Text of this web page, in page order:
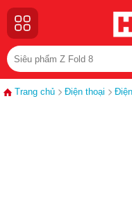
Trang chủ Điện thoại